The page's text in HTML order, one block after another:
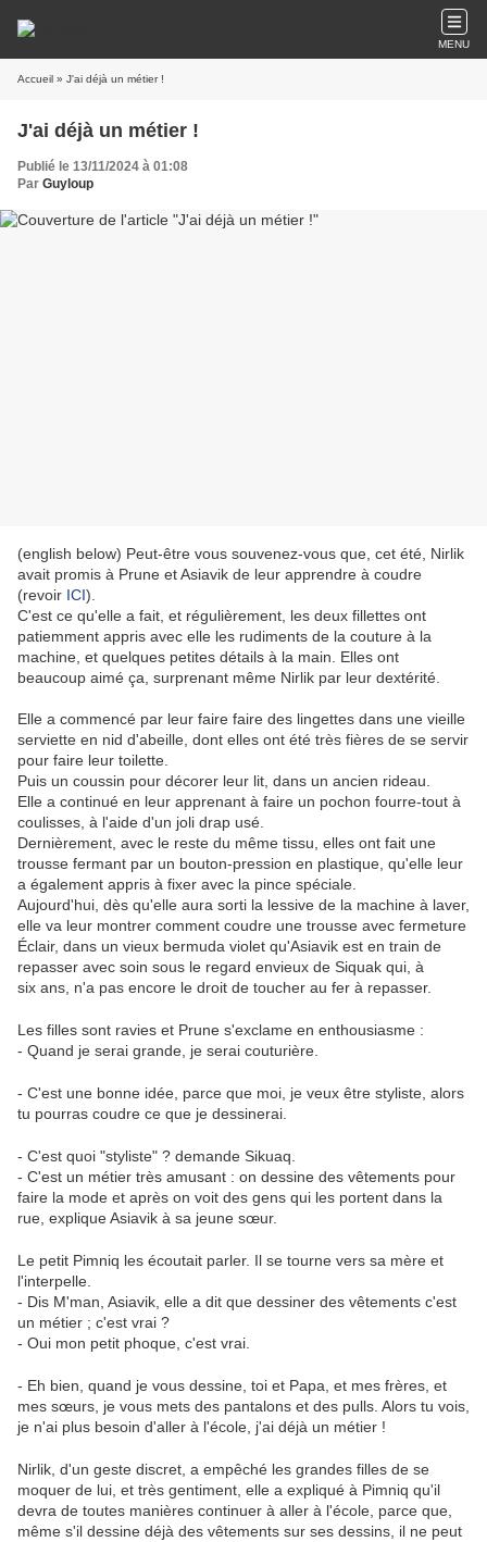
MENU
Accueil » J'ai déjà un métier !
J'ai déjà un métier !
Publié le 13/11/2024 à 01:08
Par Guyloup
(english below) Peut-être vous souvenez-vous que, cet été, Nirlik
avait promis à Prune et Asiavik de leur apprendre à coudre
(revoir ICI).
C'est ce qu'elle a fait, et régulièrement, les deux fillettes ont
patiemment appris avec elle les rudiments de la couture à la
machine, et quelques petites détails à la main. Elles ont
beaucoup aimé ça, surprenant même Nirlik par leur dextérité.
Elle a commencé par leur faire faire des lingettes dans une vieille
serviette en nid d'abeille, dont elles ont été très fières de se servir
pour faire leur toilette.
Puis un coussin pour décorer leur lit, dans un ancien rideau.
Elle a continué en leur apprenant à faire un pochon fourre-tout à
coulisses, à l'aide d'un joli drap usé.
Dernièrement, avec le reste du même tissu, elles ont fait une
trousse fermant par un bouton-pression en plastique, qu'elle leur
a également appris à fixer avec la pince spéciale.
Aujourd'hui, dès qu'elle aura sorti la lessive de la machine à laver,
elle va leur montrer comment coudre une trousse avec fermeture
Éclair, dans un vieux bermuda violet qu'Asiavik est en train de
repasser avec soin sous le regard envieux de Siquak qui, à
six ans, n'a pas encore le droit de toucher au fer à repasser.
Les filles sont ravies et Prune s'exclame en enthousiasme :
- Quand je serai grande, je serai couturière.
- C'est une bonne idée, parce que moi, je veux être styliste, alors
tu pourras coudre ce que je dessinerai.
- C'est quoi "styliste" ? demande Sikuaq.
- C'est un métier très amusant : on dessine des vêtements pour
faire la mode et après on voit des gens qui les portent dans la
rue, explique Asiavik à sa jeune sœur.
Le petit Pimniq les écoutait parler. Il se tourne vers sa mère et
l'interpelle.
- Dis M'man, Asiavik, elle a dit que dessiner des vêtements c'est
un métier ; c'est vrai ?
- Oui mon petit phoque, c'est vrai.
- Eh bien, quand je vous dessine, toi et Papa, et mes frères, et
mes sœurs, je vous mets des pantalons et des pulls. Alors tu vois,
je n'ai plus besoin d'aller à l'école, j'ai déjà un métier !
Nirlik, d'un geste discret, a empêché les grandes filles de se
moquer de lui, et très gentiment, elle a expliqué à Pimniq qu'il
devra de toutes manières continuer à aller à l'école, parce que,
même s'il dessine déjà des vêtements sur ses dessins, il ne peut